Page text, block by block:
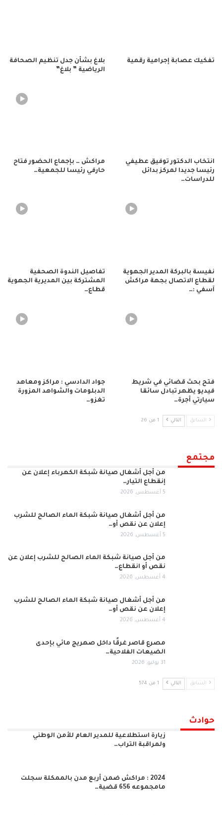
تفكيك عصابة إجرامية رقمية
بلاغ بشأن جدل تنظيم الصحافة
الرياضية ” بلاغ”
انتخاب الدكتور توفيق عطيفي
رئيسا جديدا لمركز بدائل
للدراسات…
مراكش … بإجماع الحضور فتاح
حارفي رئيسا للجمعية…
نفيسة بالبركة المدير الجهوية
لقطاع الاتصال بجهة مراكش
آسفي :…
تفاصيل الندوة الصحفية
المشتركة بين المديرية الجهوية
قطاع…
فتح بحث قضائي في شريط
فيديو يظهر تبادل سائقا
سيارتي أجرة…
جواد الدادسي : مراكز ومعاهد
الدبلومات والشواهد المزورة
تغزو…
السابق التالي 1 من 26
مجتمع
من أجل أشغال صيانة شبكة الكهرباء إعلان عن
إنقطاع التيار…
5 أغسطس, 2026
من أجل أشغال صيانة شبكة الماء الصالح للشرب
إعلان عن نقص أو…
5 أغسطس, 2026
من أجل صيانة شبكة الماء الصالح للشرب إعلان عن
نقص أو انقطاع…
4 أغسطس, 2026
من أجل أشغال صيانة شبكة الماء الصالح للشرب
إعلان عن نقص أو…
4 أغسطس, 2026
مصرع قاصر غرقًا داخل صهريج مائي بإحدى
الضيعات الفلاحية…
31 يوليو, 2026
السابق التالي 1 من 574
حوادث
زيارة استطلاعية للمدير العام للأمن الوطني
ولمراقبة التراب…
2024 : مراكش ضمن أربع مدن بالممكلة سجلت
مامجموعه 656 قضية…